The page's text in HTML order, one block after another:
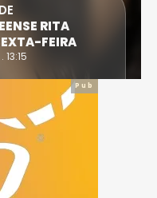
RITA
FEIRA
Pub